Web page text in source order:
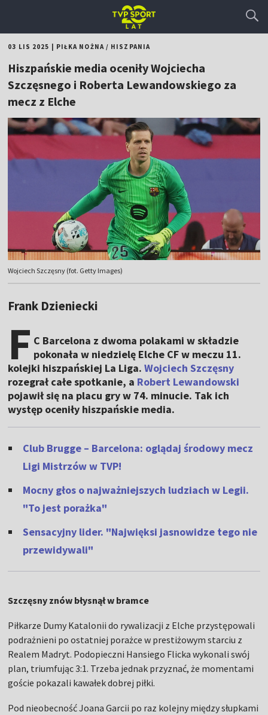
03 LIS 2025 PIŁKA NOŻNA/ HISZPANIA
Hiszpańskie media oceniły Wojciecha
Szczęsnego i Roberta Lewandowskiego za
mecz z Elche
Wojciech Szczęsny (fot. Getty Images)
Frank Dzieniecki
F C Barcelona z dwoma polakami w składzie
pokonała w niedzielę Elche CF w meczu 11.
kolejki hiszpańskiej La Liga.Wojciech Szczęsny
rozegrał całe spotkanie, a Robert Lewandowski
pojawił się na placu gry w 74. minucie. Tak ich
występ oceniły hiszpańskie media.
Club Brugge – Barcelona: oglądaj środowy mecz
Ligi Mistrzów w TVP!
Mocny głos o najważniejszych ludziach w Legii.
"To jest porażka"
Sensacyjny lider. "Najwięksi jasnowidze tego nie
przewidywali"
Szczęsny znów błysnął w bramce
Piłkarze Dumy Katalonii do rywalizacji z Elche przystępowali
podrażnieni po ostatniej porażce w prestiżowym starciu z
Realem Madryt. Podopieczni Hansiego Flicka wykonali swój
plan, triumfując 3:1. Trzeba jednak przyznać, że momentami
goście pokazali kawałek dobrej piłki.
Pod nieobecność Joana Garcii po raz kolejny między słupkami